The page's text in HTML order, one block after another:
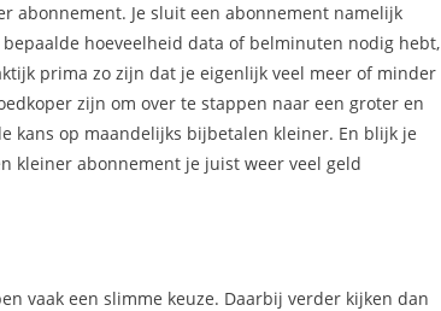
abonnement. Je sluit een abonnement namelijk
hoeveelheid data of belminuten nodig hebt,
prima zo zijn dat je eigenlijk veel meer of minder
zijn om over te stappen naar een groter en
kans op maandelijks bijbetalen kleiner. En blijk je
kleiner abonnement je juist weer veel geld
vaak een slimme keuze. Daarbij verder kijken dan